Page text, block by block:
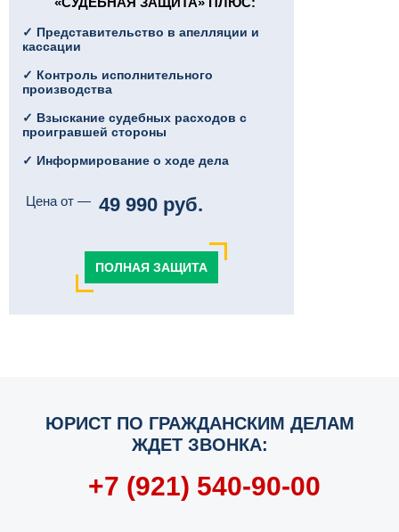
✓ Представительство в апелляции и
кассации
✓ Контроль исполнительного
производства
✓ Взыскание судебных расходов с
проигравшей стороны
✓ Информирование о ходе дела
Цена от — 49 990 руб.
ПОЛНАЯ ЗАЩИТА
ЮРИСТ ПО ГРАЖДАНСКИМ ДЕЛАМ
ЖДЕТ ЗВОНКА:
+7 (921) 540-90-00